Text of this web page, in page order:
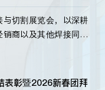
切割展览会，以深耕
商以及其他焊接同仁
彰暨2026新春团拜